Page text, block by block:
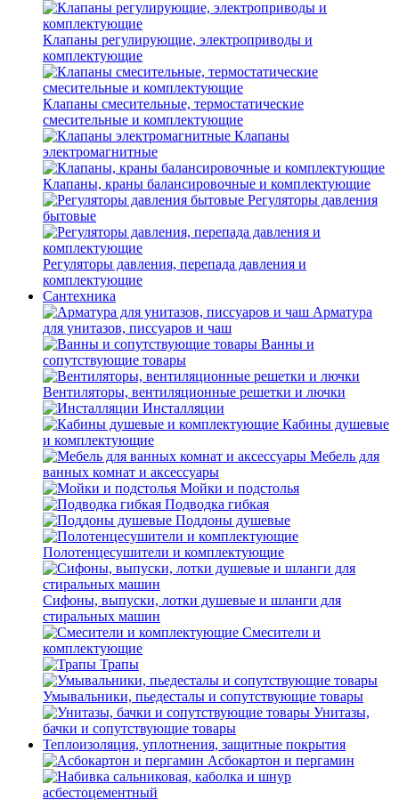
Клапаны регулирующие, электроприводы и
комплектующие
Клапаны смесительные, термостатические
смесительные и комплектующие
Клапаны
электромагнитные
Клапаны, краны балансировочные и комплектующие
Регуляторы давления
бытовые
Регуляторы давления, перепада давления и
комплектующие
Сантехника
Арматура
для унитазов, писсуаров и чаш
Ванны и
сопутствующие товары
Вентиляторы, вентиляционные решетки и лючки
Инсталляции
Кабины душевые
и комплектующие
Мебель для
ванных комнат и аксессуары
Мойки и подстолья
Подводка гибкая
Поддоны душевые
Полотенцесушители и комплектующие
Сифоны, выпуски, лотки душевые и шланги для
стиральных машин
Смесители и
комплектующие
Трапы
Умывальники, пьедесталы и сопутствующие товары
Унитазы,
бачки и сопутствующие товары
Теплоизоляция, уплотнения, защитные покрытия
Асбокартон и пергамин